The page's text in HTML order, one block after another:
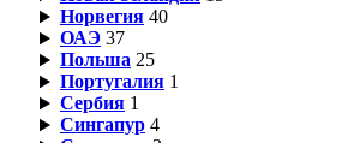
Норвегия 40
ОАЭ 37
Польша 25
Португалия 1
Сербия 1
Сингапур 4